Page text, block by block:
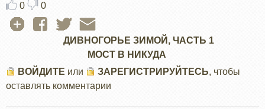
0 0
ДИВНОГОРЬЕ ЗИМОЙ, ЧАСТЬ 1
МОСТ В НИКУДА
ВОЙДИТЕ или ЗАРЕГИСТРИРУЙТЕСЬ, чтобы
оставлять комментарии